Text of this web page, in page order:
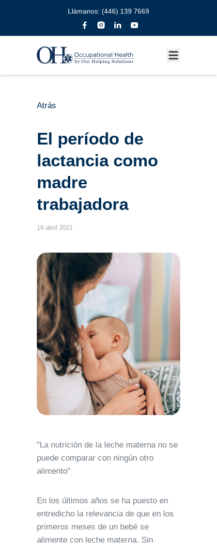
Llámanos: (446) 139 7669
Atrás
El período de
lactancia como
madre
trabajadora
19 abril 2021
"La nutrición de la leche materna no se
puede comparar con ningún otro
alimento"
En los últimos años se ha puesto en
entredicho la relevancia de que en los
primeros meses de un bebé se
alimente con leche materna. Sin